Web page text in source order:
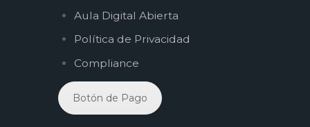
Aula Digital Abierta
Política de Privacidad
Compliance
Botón de Pago